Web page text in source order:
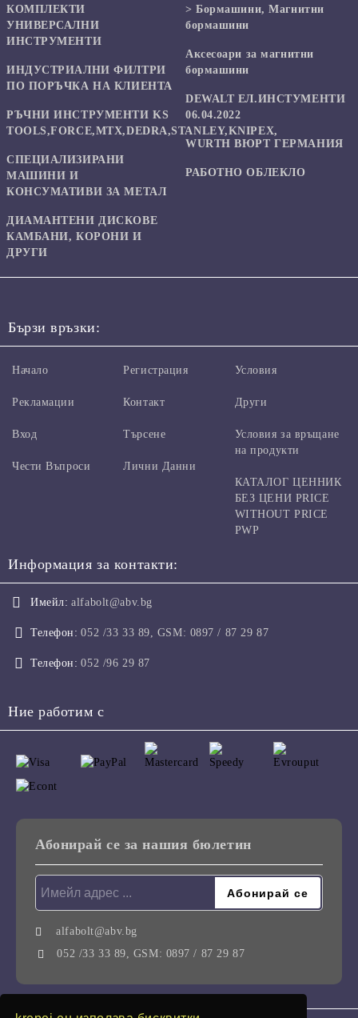
КОМПЛЕКТИ
УНИВЕРСАЛНИ
ИНСТРУМЕНТИ
ИНДУСТРИАЛНИ ФИЛТРИ
ПО ПОРЪЧКА НА КЛИЕНТА
РЪЧНИ ИНСТРУМЕНТИ KS
TOOLS,FORCE,MTX,DEDRA,STANLEY,KNIPEX,
СПЕЦИАЛИЗИРАНИ
МАШИНИ И
КОНСУМАТИВИ ЗА МЕТАЛ
ДИАМАНТЕНИ ДИСКОВЕ
КАМБАНИ, КОРОНИ И
ДРУГИ
> Бормашини, Магнитни
бормашини
Аксесоари за магнитни
бормашини
DEWALT ЕЛ.ИНСТУМЕНТИ
06.04.2022
WURTH ВЮРТ ГЕРМАНИЯ
РАБОТНО ОБЛЕКЛО
Бързи връзки:
Начало
Рекламации
Вход
Чести Въпроси
Регистрация
Контакт
Търсене
Лични Данни
Условия
Други
Условия за връщане
на продукти
КАТАЛОГ ЦЕННИК
БЕЗ ЦЕНИ PRICE
WITHOUT PRICE
PWP
Информация за контакти:
Имейл: alfabolt@abv.bg
Телефон: 052 /33 33 89, GSM: 0897 / 87 29 87
Телефон: 052 /96 29 87
Ние работим с
Абонирай се за нашия бюлетин
alfabolt@abv.bg
052 /33 33 89, GSM: 0897 / 87 29 87